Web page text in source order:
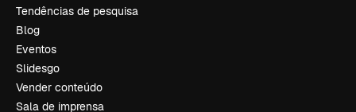
Tendências de pesquisa
Blog
Eventos
Slidesgo
Vender conteúdo
Sala de imprensa